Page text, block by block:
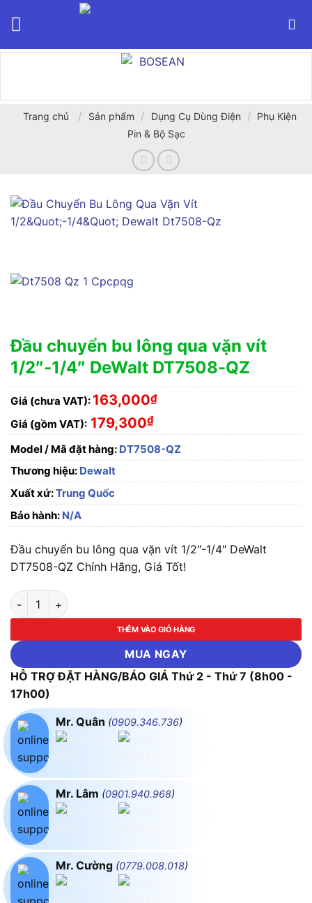
Trang chủ / Sản phẩm / Dụng Cụ Dùng Điện / Phụ Kiện
Pin & Bộ Sạc
Đầu chuyển bu lông qua vặn vít
1/2″-1/4″ DeWalt DT7508-QZ
Giá (chưa VAT): 163,000₫
Giá (gồm VAT): 179,300₫
Model / Mã đặt hàng: DT7508-QZ
Thương hiệu: Dewalt
Xuất xứ:Trung Quốc
Bảo hành: N/A
Đầu chuyển bu lông qua vặn vít 1/2″-1/4″ DeWalt
DT7508-QZ Chính Hãng, Giá Tốt!
Đầu chuyển bu lông qua vặn vít 1/2"-1/4" DeWalt DT7508-QZ
THÊM VÀO GIỎ HÀNG
MUA NGAY
HỖ TRỢ ĐẶT HÀNG/BÁO GIÁ Thứ 2 - Thứ 7 (8h00 -
17h00)
Mr. Quân (0909.346.736)
Mr. Lâm (0901.940.968)
Mr. Cường (0779.008.018)